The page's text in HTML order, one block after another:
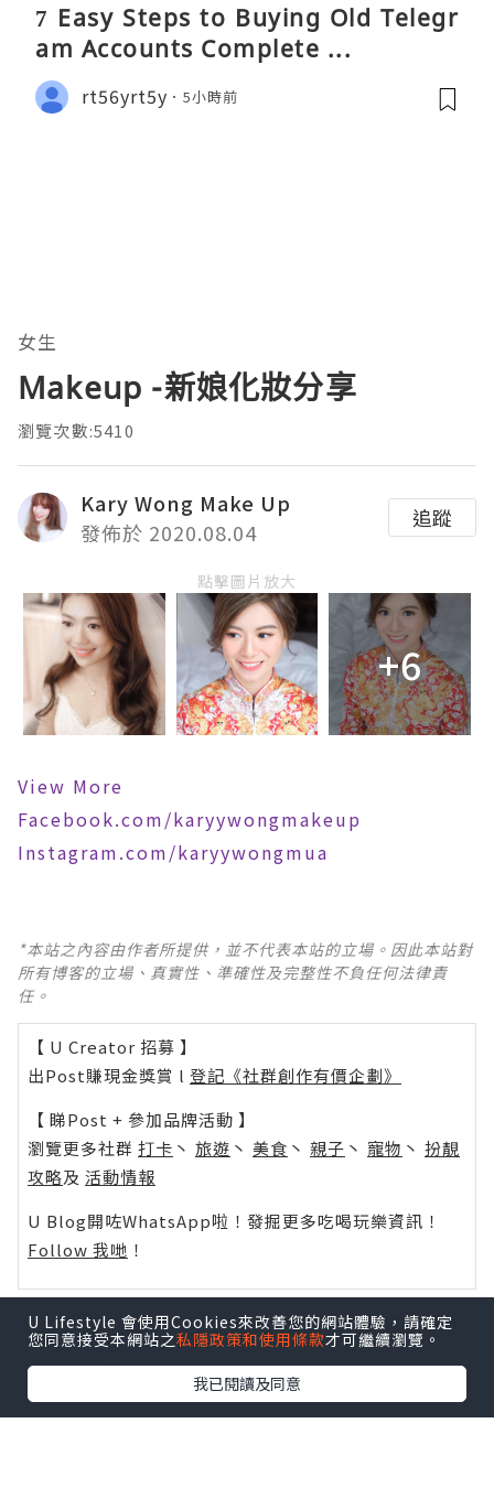
7 Easy Steps to Buying Old Telegr
am Accounts Complete ...
rt56yrt5y 5小時前
女生
Makeup -新娘化妝分享
瀏覽次數:5410
Kary Wong Make Up
發佈於 2020.08.04
追蹤
點擊圖片放大
+6
View More
Facebook.com/karyywongmakeup
Instagram.com/karyywongmua
*本站之內容由作者所提供，並不代表本站的立場。因此本站對
所有博客的立場、真實性、準確性及完整性不負任何法律責
任。
【 U Creator 招募 】
出Post賺現金獎賞 l 登記《社群創作有價企劃》
【 睇Post + 參加品牌活動 】
瀏覽更多社群 打卡 丶 旅遊 丶 美食 丶 親子 丶 寵物 丶 扮靚
攻略及 活動情報
U Blog開咗WhatsApp啦！發掘更多吃喝玩樂資訊！
Follow 我哋 ！
0個讚好
U Lifestyle 會使用Cookies來改善您的網站體驗，請確定
您同意接受本網站之私隱政策和使用條款才可繼續瀏覽。
我已閱讀及同意